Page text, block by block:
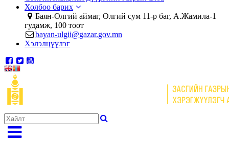
Холбоо барих
Баян-Өлгий аймаг, Өлгий сум 11-р баг, А.Жамила-1
гудамж, 100 тоот
bayan-ulgii@gazar.gov.mn
Хэлэлцүүлэг